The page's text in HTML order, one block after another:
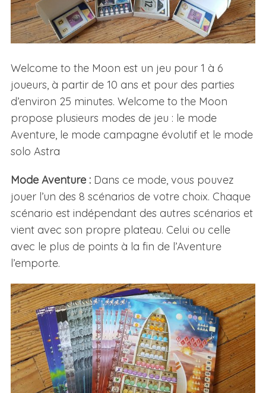
Welcome to the Moon est un jeu pour 1 à 6
joueurs, à partir de 10 ans et pour des parties
d’environ 25 minutes. Welcome to the Moon
propose plusieurs modes de jeu : le mode
Aventure, le mode campagne évolutif et le mode
solo Astra
Mode Aventure : Dans ce mode, vous pouvez
jouer l’un des 8 scénarios de votre choix. Chaque
scénario est indépendant des autres scénarios et
vient avec son propre plateau. Celui ou celle
avec le plus de points à la fin de l’Aventure
l’emporte.